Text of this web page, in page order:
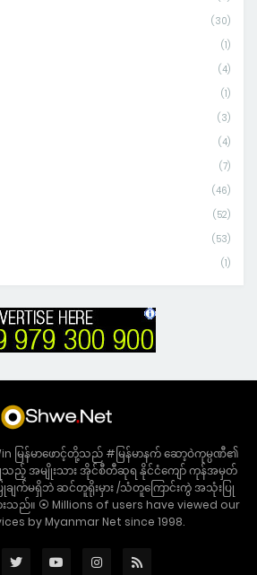
(30)
(1)
(4)
(1)
(3)
(4)
(7)
(46)
(52)
(53)
(1)
မြန်မာဖောင့်တို့သည် #မြန်မာနက် ဆော့ဝဲကုမ္ပဏီ၏
ည့် အမျိုးသား အိုင်စီတီဆုရ နိုင်ငံကျော် ကုန်အမှတ်
ချက်မရှိဘဲ ဆင်တူရိုးမှား /သံတူကြောင်းကွဲ အသုံးပြု
းသည်။ ⦿ Millions of users have viewed our
by Myanmar Net since 1998.